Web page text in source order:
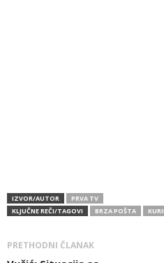
IZVOR/AUTOR
PRVA TV
KLJUČNE REČI/TAGOVI
BRZA POŠTA
PRETHODNI ČLANAK